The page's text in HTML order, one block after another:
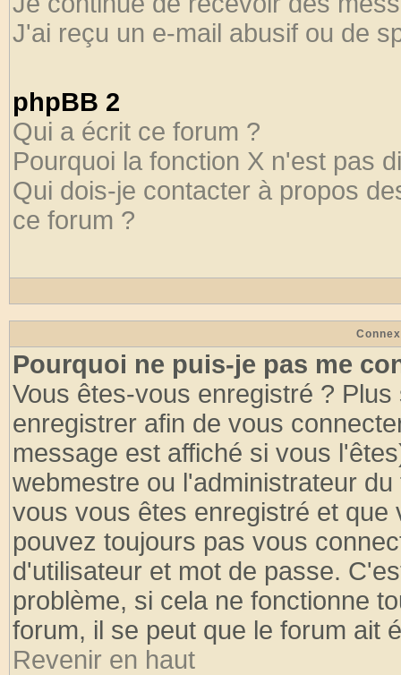
J'ai reçu un e-mail abusif ou de
phpBB 2
Qui a écrit ce forum ?
Pourquoi la fonction X n'est pas
Qui dois-je contacter à propos
ce forum ?
Pourquoi ne puis-je pas me
Vous êtes-vous enregistré ?
enregistrer afin de vous
message est affiché si vous
webmestre ou l'administrateur
vous vous êtes enregistré et
pouvez toujours pas vous
d'utilisateur et mot de passe.
problème, si cela ne fonctionne
forum, il se peut que le forum ait
Revenir en haut